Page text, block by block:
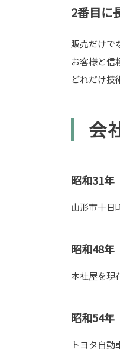
2番目に
販売だけで
お客様と信
どれだけ技
会
昭和31年
山形市十日
昭和48年
本社屋を現
昭和54年
トヨタ自動